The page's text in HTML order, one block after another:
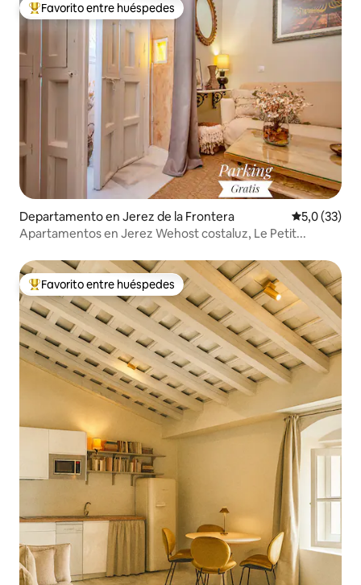
Favorito entre los huéspedes más destacados
Favorito entre huéspedes
Departamento en Jerez de la Frontera Calificación
5,0 (33)
Apartamentos en Jerez Wehost costaluz, Le Petit...
Favorito entre los huéspedes más destacados
Favorito entre huéspedes